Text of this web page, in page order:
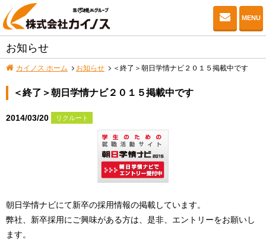
お問
MENU
お知らせ
カイノス ホーム お知らせ ＜終了＞朝日学情ナビ２０１５掲載中です
＜終了＞朝日学情ナビ２０１５掲載中です
2014/03/20 リクルート
朝日学情ナビにて新卒の採用情報の掲載しています。
弊社、新卒採用にご興味がある方は、是非、エントリーをお願いし
ます。